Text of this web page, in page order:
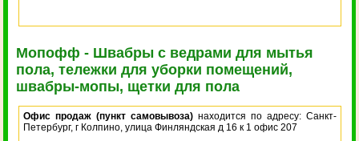
Мопофф - Швабры с ведрами для мытья
пола, тележки для уборки помещений,
швабры-мопы, щетки для пола
Офис продаж (пункт самовывоза) находится по адресу: Санкт-
Петербург, г Колпино, улица Финляндская д 16 к 1 офис 207